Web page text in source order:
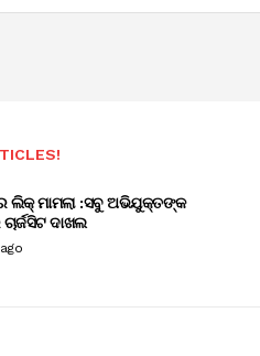
ଲିକ୍ ମାମଲା :ସବୁ ଅଭିଯୁକ୍ତଙ୍କ
ଦାଖଲ